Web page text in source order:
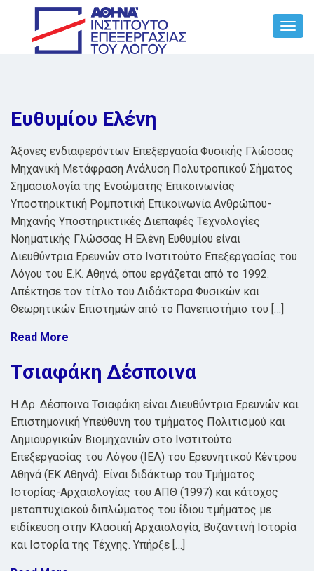
Ευθυμίου Ελένη
Άξονες ενδιαφερόντων Επεξεργασία Φυσικής Γλώσσας
Μηχανική Μετάφραση Ανάλυση Πολυτροπικού Σήματος
Σημασιολογία της Ενσώματης Επικοινωνίας
Υποστηρικτική Ρομποτική Επικοινωνία Ανθρώπου-
Μηχανής Υποστηρικτικές Διεπαφές Τεχνολογίες
Νοηματικής Γλώσσας Η Ελένη Ευθυμίου είναι
Διευθύντρια Ερευνών στο Ινστιτούτο Επεξεργασίας του
Λόγου του Ε.Κ. Αθηνά, όπου εργάζεται από το 1992.
Απέκτησε τον τίτλο του Διδάκτορα Φυσικών και
Θεωρητικών Επιστημών από το Πανεπιστήμιο του […]
Read More
Τσιαφάκη Δέσποινα
H Δρ. Δέσποινα Τσιαφάκη είναι Διευθύντρια Ερευνών και
Επιστημονική Υπεύθυνη του τμήματος Πολιτισμού και
Δημιουργικών Βιομηχανιών στο Ινστιτούτο
Επεξεργασίας του Λόγου (ΙΕΛ) του Ερευνητικού Κέντρου
Αθηνά (ΕΚ Αθηνά). Είναι διδάκτωρ του Τμήματος
Ιστορίας-Αρχαιολογίας του ΑΠΘ (1997) και κάτοχος
μεταπτυχιακού διπλώματος του ίδιου τμήματος με
ειδίκευση στην Κλασική Αρχαιολογία, Βυζαντινή Ιστορία
και Ιστορία της Τέχνης. Υπήρξε […]